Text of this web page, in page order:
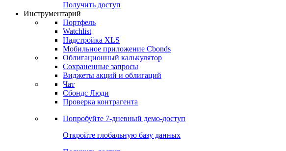
Получить доступ
Инструментарий
Портфель
Watchlist
Надстройка XLS
Мобильное приложение Cbonds
Облигационный калькулятор
Сохраненные запросы
Виджеты акций и облигаций
Чат
Сбондс Люди
Проверка контрагента
Попробуйте 7-дневный демо-доступ
Откройте глобальную базу данных